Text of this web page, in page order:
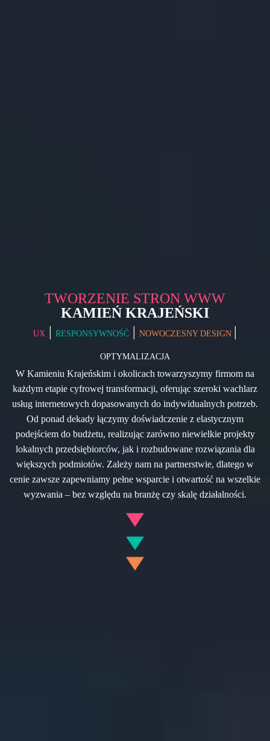
TWORZENIE STRON WWW
KAMIEŃ KRAJEŃSKI
UX | RESPONSYWNOŚĆ | NOWOCZESNY DESIGN |
OPTYMALIZACJA
W Kamieniu Krajeńskim i okolicach towarzyszymy firmom na
każdym etapie cyfrowej transformacji, oferując szeroki wachlarz
usług internetowych dopasowanych do indywidualnych potrzeb.
Od ponad dekady łączymy doświadczenie z elastycznym
podejściem do budżetu, realizując zarówno niewielkie projekty
lokalnych przedsiębiorców, jak i rozbudowane rozwiązania dla
większych podmiotów. Zależy nam na partnerstwie, dlatego w
cenie zawsze zapewniamy pełne wsparcie i otwartość na wszelkie
wyzwania – bez względu na branżę czy skalę działalności.